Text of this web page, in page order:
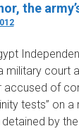
the
military court
accused of
tests” on
by